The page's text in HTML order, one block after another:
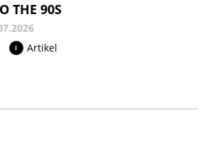
THE 90S
Artikel